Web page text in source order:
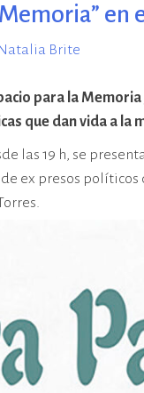
destinadas
ilegal, antes
Detención,
en
Natalia Brite
para la
que dan vida a la
las 19 h, se
ex presos